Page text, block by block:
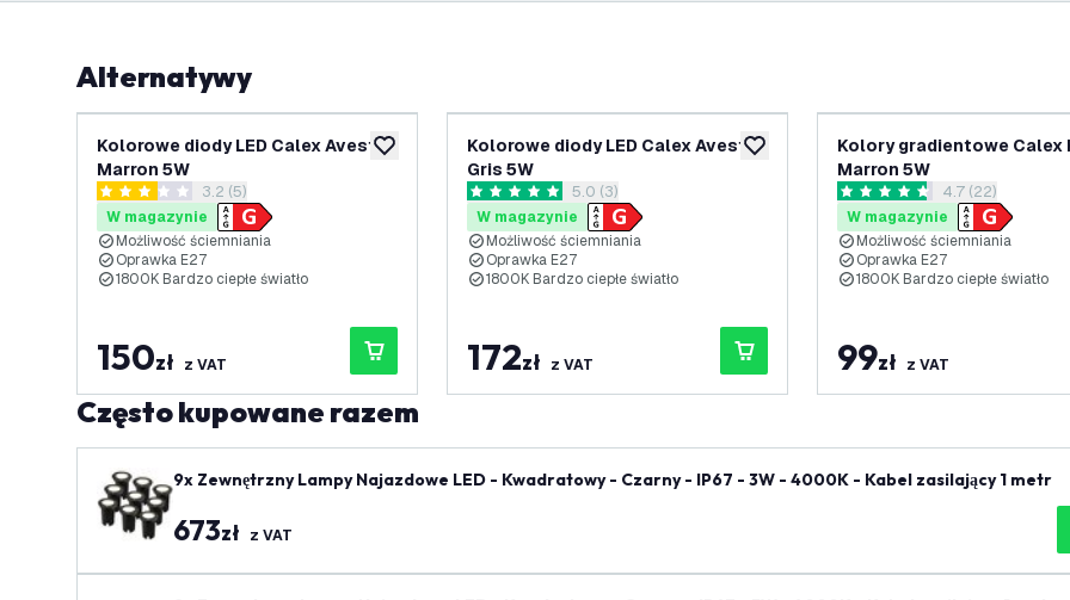
Alternatywy
dodaj do listy życzeń
Kolorowe diody LED Calex Avesta
Marron 5W
otwórz panel recenzji
3.2 Gwiazdki oceny
3.2 (5)
W magazynie
Możliwość ściemniania
Oprawka E27
1800K Bardzo ciepłe światło
150zł z VAT
dodaj do listy życzeń
Kolorowe diody LED Calex Avesta
Gris 5W
otwórz panel recenzji
5 Gwiazdki oceny5.0 (3)
W magazynie
Możliwość ściemniania
Oprawka E27
1800K Bardzo ciepłe światło
172zł z VAT
Kolory gradientowe Calex
Marron 5W
otwórz panel
4.7 Gwiazdki oceny
4.7 (22)
W magazynie
Możliwość ściemniania
Oprawka E27
1800K Bardzo ciepłe światło
99zł z VAT
Często kupowane razem
9x Zewnętrzny Lampy Najazdowe LED - Kwadratowy - Czarny - IP67 - 3W - 4000K - Kabel zasilający 1 metr
673zł z VAT